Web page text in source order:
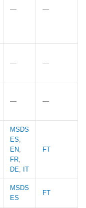
— —
— —
— —
MSDS
ES,
EN,
FR,
DE, IT
FT
MSDS
ES
FT